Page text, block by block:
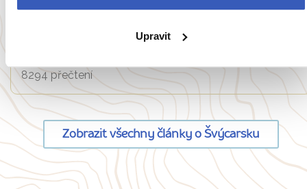
Upravit
Ženevského jezera inspiroval Byrona
8294 přečtení
Zobrazit všechny články o Švýcarsku